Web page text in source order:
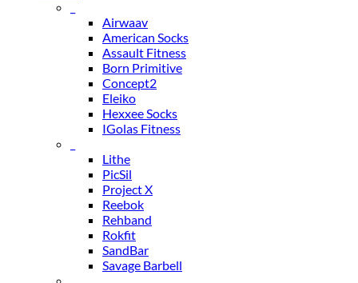
Airwaav
American Socks
Assault Fitness
Born Primitive
Concept2
Eleiko
Hexxee Socks
IGolas Fitness
Lithe
PicSil
Project X
Reebok
Rehband
Rokfit
SandBar
Savage Barbell